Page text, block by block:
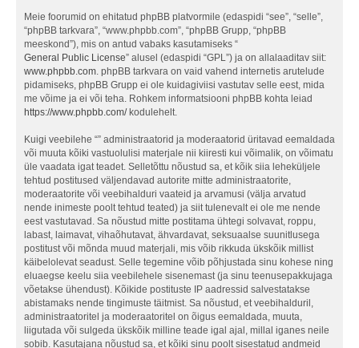
Meie foorumid on ehitatud phpBB platvormile (edaspidi “see”, “selle”,
“phpBB tarkvara”, “www.phpbb.com”, “phpBB Grupp, “phpBB
meeskond”), mis on antud vabaks kasutamiseks “
General Public License” alusel (edaspidi “GPL”) ja on allalaaditav siit:
www.phpbb.com. phpBB tarkvara on vaid vahend internetis arutelude
pidamiseks, phpBB Grupp ei ole kuidagiviisi vastutav selle eest, mida
me võime ja ei või teha. Rohkem informatsiooni phpBB kohta leiad
https://www.phpbb.com/kodulehelt.
Kuigi veebilehe “” administraatorid ja moderaatorid üritavad eemaldada
või muuta kõiki vastuolulisi materjale nii kiiresti kui võimalik, on võimatu
üle vaadata igat teadet. Selletõttu nõustud sa, et kõik siia leheküljele
tehtud postitused väljendavad autorite mitte administraatorite,
moderaatorite või veebihalduri vaateid ja arvamusi (välja arvatud
nende inimeste poolt tehtud teated) ja siit tulenevalt ei ole me nende
eest vastutavad. Sa nõustud mitte postitama ühtegi solvavat, roppu,
labast, laimavat, vihaõhutavat, ähvardavat, seksuaalse suunitlusega
postitust või mõnda muud materjali, mis võib rikkuda ükskõik millist
käibelolevat seadust. Selle tegemine võib põhjustada sinu kohese ning
eluaegse keelu siia veebilehele sisenemast (ja sinu teenusepakkujaga
võetakse ühendust). Kõikide postituste IP aadressid salvestatakse
abistamaks nende tingimuste täitmist. Sa nõustud, et veebihalduril,
administraatoritel ja moderaatoritel on õigus eemaldada, muuta,
liigutada või sulgeda ükskõik milline teade igal ajal, millal iganes neile
sobib. Kasutajana nõustud sa, et kõiki sinu poolt sisestatud andmeid